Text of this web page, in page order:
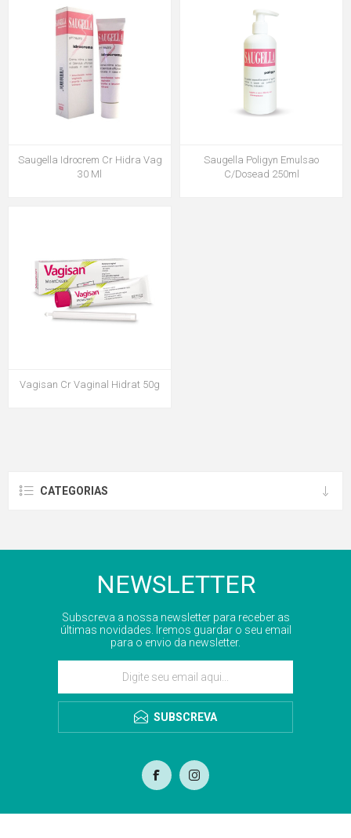
Saugella Idrocrem Cr Hidra Vag
30 Ml
Saugella Poligyn Emulsao
C/Dosead 250ml
Vagisan Cr Vaginal Hidrat 50g
CATEGORIAS
NEWSLETTER
Subscreva a nossa newsletter para receber as
últimas novidades. Iremos guardar o seu email
para o envio da newsletter.
SUBSCREVA